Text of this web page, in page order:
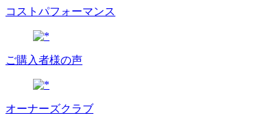
コストパフォーマンス
ご購入者様の声
オーナーズクラブ